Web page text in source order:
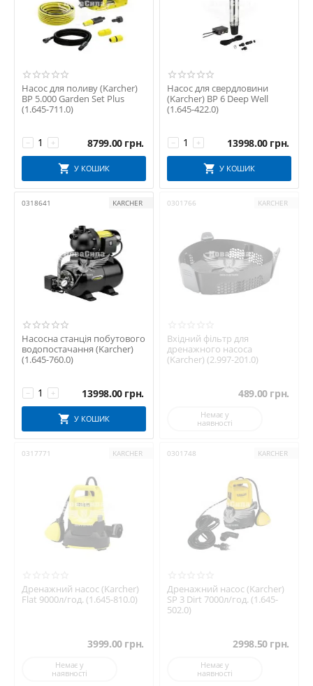
Насос для поливу (Karcher)
BP 5.000 Garden Set Plus
(1.645-711.0)
+
− 8799.00 грн.
У КОШИК
Насос для свердловини
(Karcher) BP 6 Deep Well
(1.645-422.0)
+
− 13998.00 грн.
У КОШИК
0318641 KARCHER
Насосна станція побутового
водопостачання (Karcher)
(1.645-760.0)
+
− 13998.00 грн.
У КОШИК
0301766 KARCHER
Вхідний фільтр для
дренажного насоса
(Karcher) (2.997-201.0)
489.00 грн.
Немає у
наявності
0317771 KARCHER
Дренажний насос (Karcher)
Flat 9000л/год. (1.645-810.0)
3999.00 грн.
Немає у
наявності
0301748 KARCHER
Дренажний насос (Karcher)
SP 3 Dirt 7000л/год. (1.645-
502.0)
2998.50 грн.
Немає у
наявності